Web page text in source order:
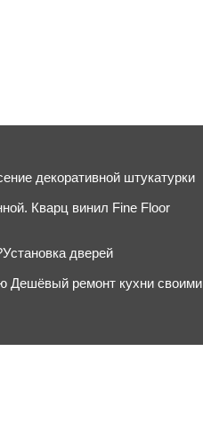
декоративной штукатурки
Кварц винил Fine Floor
дверей
Дешёвый ремонт кухни своими